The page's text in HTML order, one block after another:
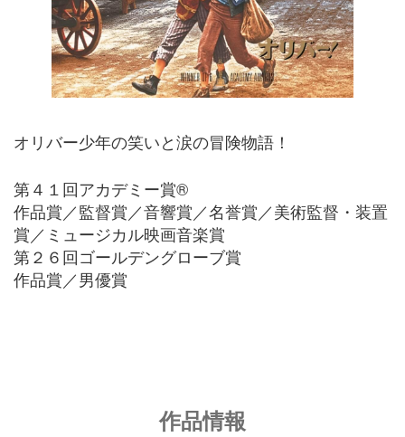
オリバー少年の笑いと涙の冒険物語！
第４１回アカデミー賞®
作品賞／監督賞／音響賞／名誉賞／美術監督・装置
賞／ミュージカル映画音楽賞
第２６回ゴールデングローブ賞
作品賞／男優賞
作品情報